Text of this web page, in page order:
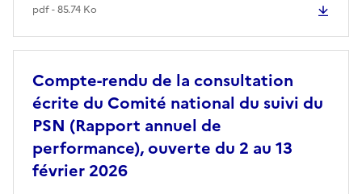
pdf - 85.74 Ko
Compte-rendu de la consultation
écrite du Comité national du suivi du
PSN (Rapport annuel de
performance), ouverte du 2 au 13
février 2026